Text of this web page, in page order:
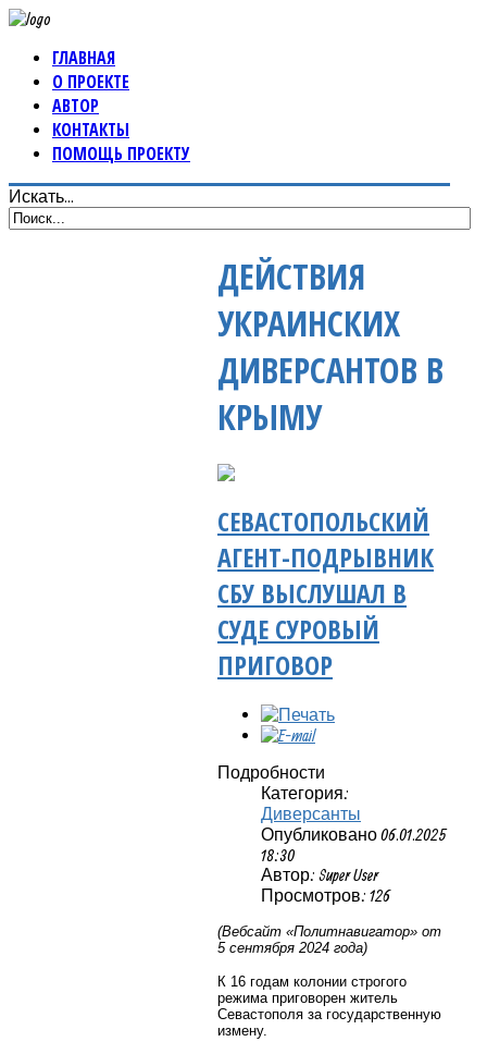
ГЛАВНАЯ
О ПРОЕКТЕ
АВТОР
КОНТАКТЫ
ПОМОЩЬ ПРОЕКТУ
Искать...
ДЕЙСТВИЯ
УКРАИНСКИХ
ДИВЕРСАНТОВ В
КРЫМУ
СЕВАСТОПОЛЬСКИЙ
АГЕНТ-ПОДРЫВНИК
СБУ ВЫСЛУШАЛ В
СУДЕ СУРОВЫЙ
ПРИГОВОР
Подробности
Категория:
Диверсанты
Опубликовано 06.01.2025
18:30
Автор: Super User
Просмотров: 126
(Вебсайт «Политнавигатор» от
5 сентября 2024 года)
К 16 годам колонии строгого
режима приговорен житель
Севастополя за государственную
измену.